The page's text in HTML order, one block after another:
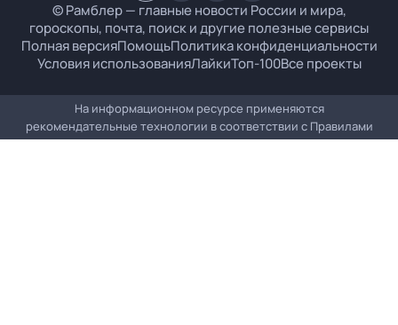
© Рамблер — главные новости России и мира,
гороскопы, почта, поиск и другие полезные сервисы
Полная версияПомощьПолитика конфиденциальности
Условия использованияЛайкиТоп-100Все проекты
На информационном ресурсе применяются
рекомендательные технологии в соответствии с Правилами